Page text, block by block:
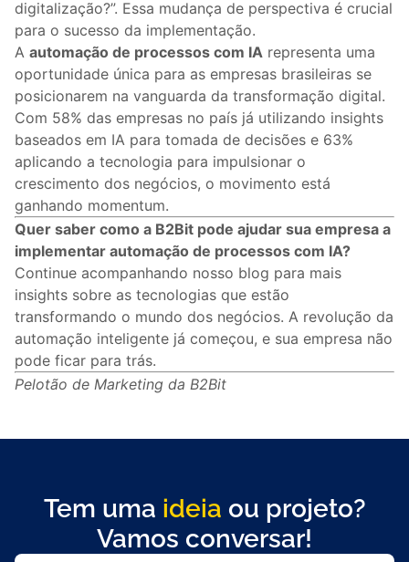
digitalização?”. Essa mudança de perspectiva é crucial
para o sucesso da implementação.
A automação de processos com IA representa uma
oportunidade única para as empresas brasileiras se
posicionarem na vanguarda da transformação digital.
Com 58% das empresas no país já utilizando insights
baseados em IA para tomada de decisões e 63%
aplicando a tecnologia para impulsionar o
crescimento dos negócios, o movimento está
ganhando momentum.
Quer saber como a B2Bit pode ajudar sua empresa a
implementar automação de processos com IA?
Continue acompanhando nosso blog para mais
insights sobre as tecnologias que estão
transformando o mundo dos negócios. A revolução da
automação inteligente já começou, e sua empresa não
pode ficar para trás.
Pelotão de Marketing da B2Bit
Tem uma ideia ou projeto?
Vamos conversar!